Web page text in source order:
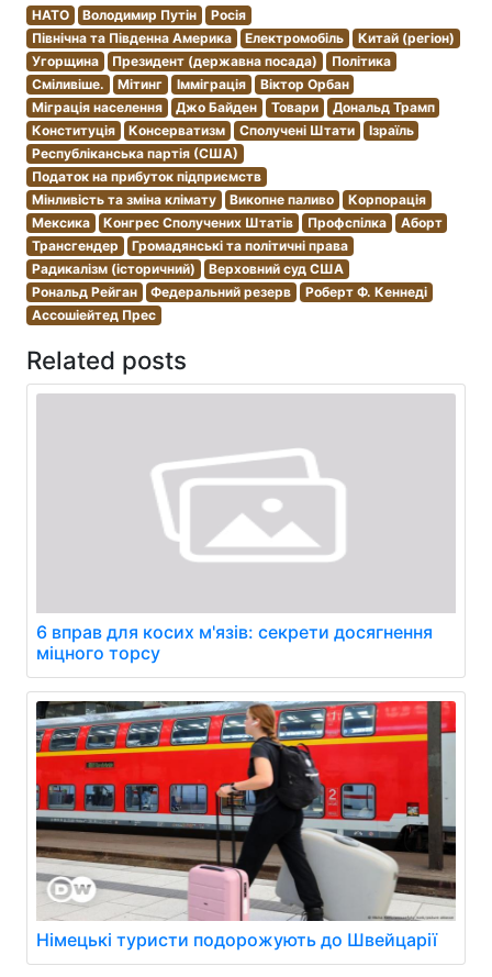
НАТО Володимир Путін
Росія
Північна та Південна Америка
Електромобіль
Китай (регіон)
Угорщина
Президент (державна посада)
Політика
Сміливіше.
Мітинг Імміграція
Віктор Орбан
Міграція населення
Джо Байден Товари
Дональд Трамп
Конституція
Консерватизм Сполучені Штати
Ізраїль
Республіканська партія (США)
Податок на прибуток підприємств
Мінливість та зміна клімату
Викопне паливо
Корпорація
Мексика
Конгрес Сполучених Штатів Профспілка
Аборт
Трансгендер
Громадянські та політичні права
Радикалізм (історичний)
Верховний суд США
Рональд Рейган
Федеральний резерв
Роберт Ф. Кеннеді
Ассошіейтед Прес
Related posts
6 вправ для косих м'язів: секрети досягнення
міцного торсу
Німецькі туристи подорожують до Швейцарії